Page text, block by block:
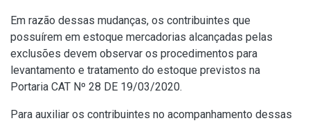
Em razão dessas mudanças, os contribuintes que
possuírem em estoque mercadorias alcançadas pelas
exclusões devem observar os procedimentos para
levantamento e tratamento do estoque previstos na
Portaria CAT Nº 28 DE 19/03/2020.
Para auxiliar os contribuintes no acompanhamento dessas